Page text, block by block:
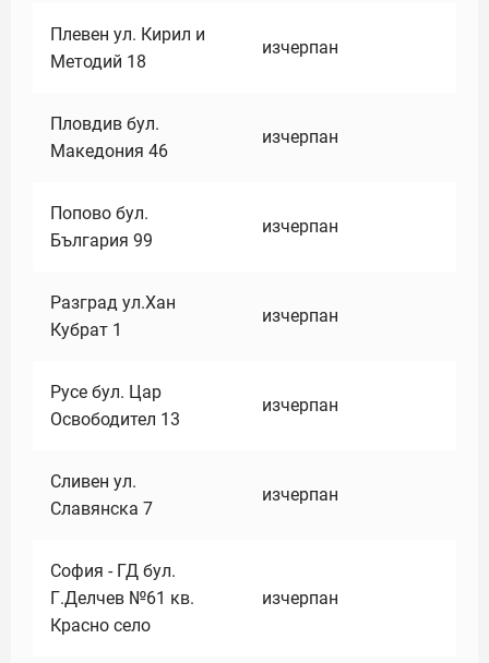
Плевен ул. Кирил и
Методий 18
изчерпан
Пловдив бул.
Македония 46
изчерпан
Попово бул.
България 99
изчерпан
Разград ул.Хан
Кубрат 1
изчерпан
Русе бул. Цар
Освободител 13
изчерпан
Сливен ул.
Славянска 7
изчерпан
София - ГД бул.
Г.Делчев №61 кв.
Красно село
изчерпан